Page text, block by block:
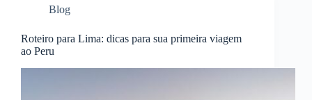
Blog
Roteiro para Lima: dicas para sua primeira viagem
ao Peru